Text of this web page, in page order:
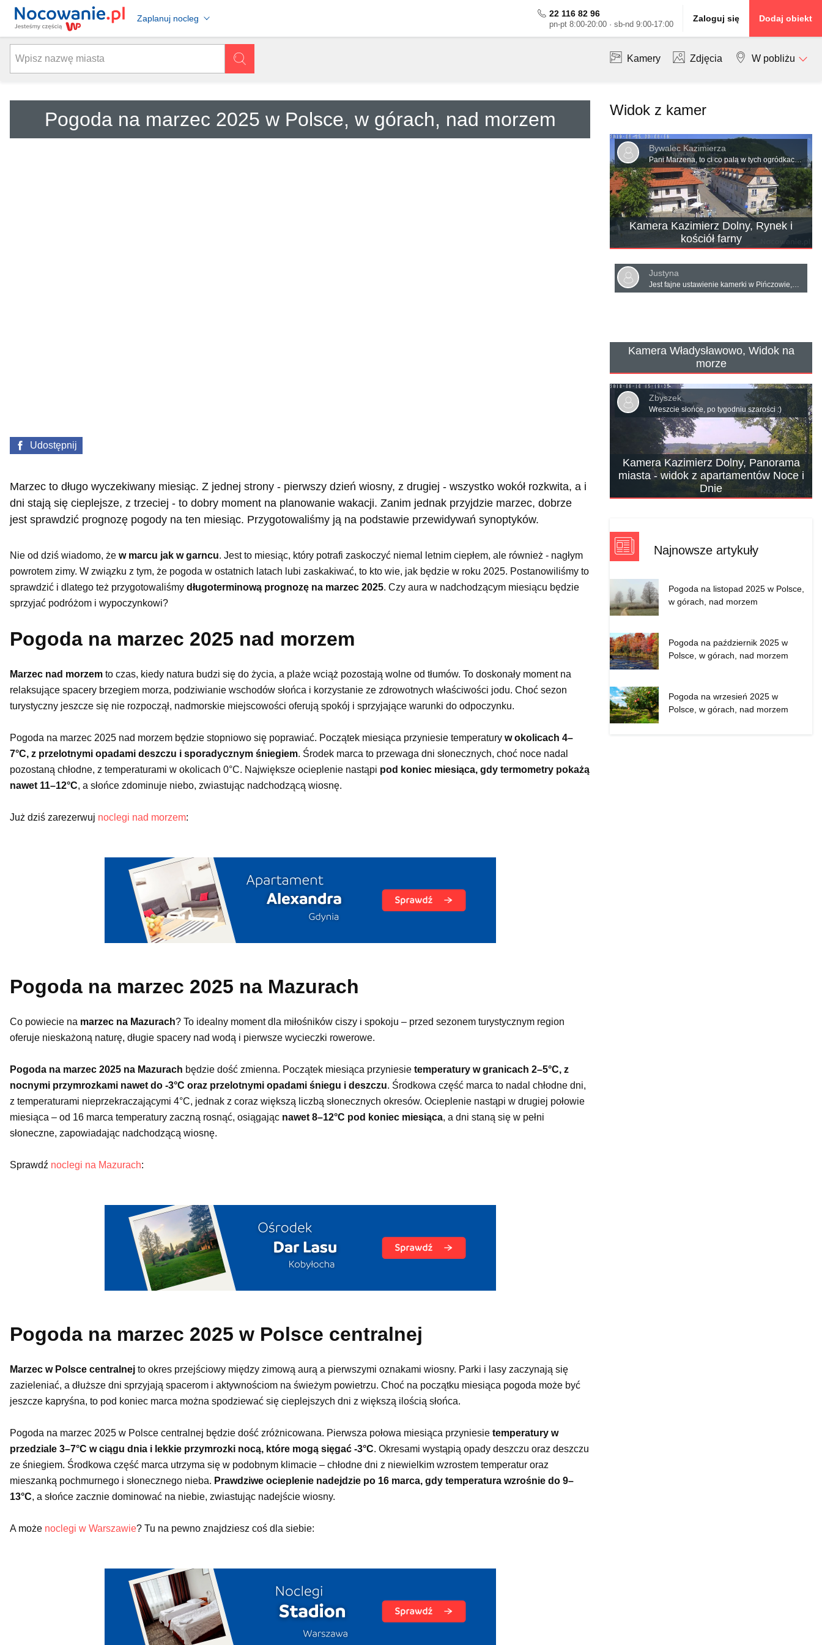
Zaplanuj nocleg 22 116 82 96
pn-pt 8:00-20:00 · sb-nd 9:00-17:00
Zaloguj się Dodaj obiekt
Kamery Zdjęcia W pobliżu
Pogoda na marzec 2025 w Polsce, w górach, nad morzem
Udostępnij
Marzec to długo wyczekiwany miesiąc. Z jednej strony - pierwszy dzień wiosny, z drugiej - wszystko wokół rozkwita, a i
dni stają się cieplejsze, z trzeciej - to dobry moment na planowanie wakacji. Zanim jednak przyjdzie marzec, dobrze
jest sprawdzić prognozę pogody na ten miesiąc. Przygotowaliśmy ją na podstawie przewidywań synoptyków.
Nie od dziś wiadomo, że w marcu jak w garncu. Jest to miesiąc, który potrafi zaskoczyć niemal letnim ciepłem, ale również - nagłym
powrotem zimy. W związku z tym, że pogoda w ostatnich latach lubi zaskakiwać, to kto wie, jak będzie w roku 2025. Postanowiliśmy to
sprawdzić i dlatego też przygotowaliśmy długoterminową prognozę na marzec 2025. Czy aura w nadchodzącym miesiącu będzie
sprzyjać podróżom i wypoczynkowi?
Pogoda na marzec 2025 nad morzem
Marzec nad morzem to czas, kiedy natura budzi się do życia, a plaże wciąż pozostają wolne od tłumów. To doskonały moment na
relaksujące spacery brzegiem morza, podziwianie wschodów słońca i korzystanie ze zdrowotnych właściwości jodu. Choć sezon
turystyczny jeszcze się nie rozpoczął, nadmorskie miejscowości oferują spokój i sprzyjające warunki do odpoczynku.
Pogoda na marzec 2025 nad morzem będzie stopniowo się poprawiać. Początek miesiąca przyniesie temperatury w okolicach 4–
7°C, z przelotnymi opadami deszczu i sporadycznym śniegiem. Środek marca to przewaga dni słonecznych, choć noce nadal
pozostaną chłodne, z temperaturami w okolicach 0°C. Największe ocieplenie nastąpi pod koniec miesiąca, gdy termometry pokażą
nawet 11–12°C, a słońce zdominuje niebo, zwiastując nadchodzącą wiosnę.
Już dziś zarezerwuj noclegi nad morzem:
Pogoda na marzec 2025 na Mazurach
Co powiecie na marzec na Mazurach? To idealny moment dla miłośników ciszy i spokoju – przed sezonem turystycznym region
oferuje nieskażoną naturę, długie spacery nad wodą i pierwsze wycieczki rowerowe.
Pogoda na marzec 2025 na Mazurach będzie dość zmienna. Początek miesiąca przyniesie temperatury w granicach 2–5°C, z
nocnymi przymrozkami nawet do -3°C oraz przelotnymi opadami śniegu i deszczu. Środkowa część marca to nadal chłodne dni,
z temperaturami nieprzekraczającymi 4°C, jednak z coraz większą liczbą słonecznych okresów. Ocieplenie nastąpi w drugiej połowie
miesiąca – od 16 marca temperatury zaczną rosnąć, osiągając nawet 8–12°C pod koniec miesiąca, a dni staną się w pełni
słoneczne, zapowiadając nadchodzącą wiosnę.
Sprawdź noclegi na Mazurach:
Pogoda na marzec 2025 w Polsce centralnej
Marzec w Polsce centralnej to okres przejściowy między zimową aurą a pierwszymi oznakami wiosny. Parki i lasy zaczynają się
zazieleniać, a dłuższe dni sprzyjają spacerom i aktywnościom na świeżym powietrzu. Choć na początku miesiąca pogoda może być
jeszcze kapryśna, to pod koniec marca można spodziewać się cieplejszych dni z większą ilością słońca.
Pogoda na marzec 2025 w Polsce centralnej będzie dość zróżnicowana. Pierwsza połowa miesiąca przyniesie temperatury w
przedziale 3–7°C w ciągu dnia i lekkie przymrozki nocą, które mogą sięgać -3°C. Okresami wystąpią opady deszczu oraz deszczu
ze śniegiem. Środkowa część marca utrzyma się w podobnym klimacie – chłodne dni z niewielkim wzrostem temperatur oraz
mieszanką pochmurnego i słonecznego nieba. Prawdziwe ocieplenie nadejdzie po 16 marca, gdy temperatura wzrośnie do 9–
13°C, a słońce zacznie dominować na niebie, zwiastując nadejście wiosny.
A może noclegi w Warszawie? Tu na pewno znajdziesz coś dla siebie:
Widok z kamer
Kamera Kazimierz Dolny, Rynek i
kościół farny
Bywalec Kazimierza
Pani Marzena, to ci co palą w tych ogródkach ponoszą ogromny koszt papierosów aby akcyza z nich zasiliła 500+. Aby te dzieci mogły jeść pizzę. Czyli.nie narzekać tylko podziękować się należy Jk
Kamera Władysławowo, Widok na
morze
Justyna
Jest fajne ustawienie kamerki w Pińczowie,nie zawsze działa ale pięknie ustawiona
Kamera Kazimierz Dolny, Panorama
miasta - widok z apartamentów Noce i
Dnie
Zbyszek
Wreszcie słońce, po tygodniu szarości :)
Najnowsze artykuły
Pogoda na listopad 2025 w Polsce,
w górach, nad morzem
Pogoda na październik 2025 w
Polsce, w górach, nad morzem
Pogoda na wrzesień 2025 w
Polsce, w górach, nad morzem